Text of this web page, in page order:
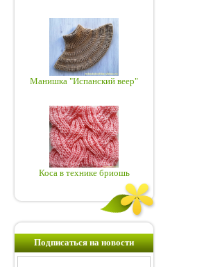
Манишка "Испанский веер"
Коса в технике бриошь
Подписаться на новости